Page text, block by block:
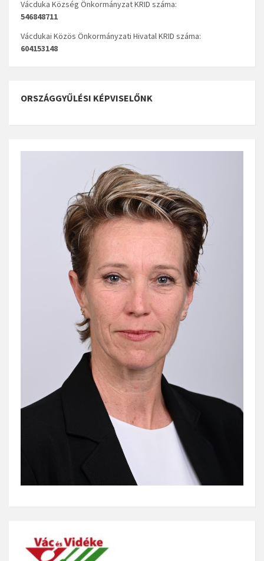
Vácduka Község Önkormányzat KRID száma:
546848711
Vácdukai Közös Önkormányzati Hivatal KRID száma:
604153148
ORSZÁGGYŰLÉSI KÉPVISELŐNK